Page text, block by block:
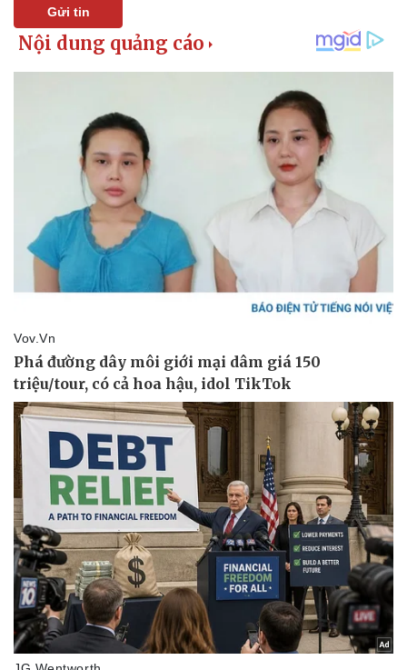
Pháp luật
Quân sự - Quốc phòng
Phân tích
Thể thao
Bóng đá
Lịch thi đấu bóng đá
Thế giới thể thao
eSports
Hậu trường
Ô tô - Xe máy
Ô tô
Xe máy
Gửi tin